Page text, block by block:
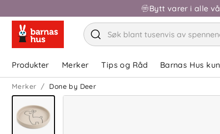
Bytt varer i alle
Produkter Merker Tips og Råd Barnas Hus
Merker Done by Deer